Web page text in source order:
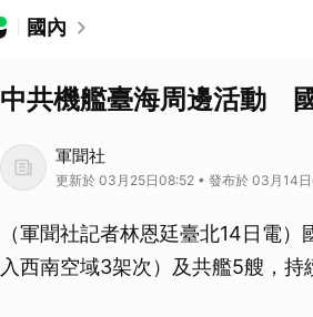
國內
中共機艦臺海周邊活動
軍聞社
更新於 03月25日08:52 • 發布於 03月14
（軍聞社記者林恩廷臺北14日電
入西南空域3架次）及共艦5艘，持